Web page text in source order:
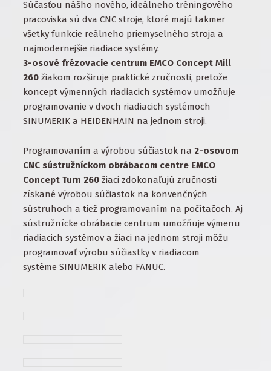
Súčasťou nášho nového, ideálneho tréningového
pracoviska sú dva CNC stroje, ktoré majú takmer
všetky funkcie reálneho priemyselného stroja a
najmodernejšie riadiace systémy.
3-osové frézovacie centrum EMCO Concept Mill
260 žiakom rozširuje praktické zručnosti, pretože
koncept výmenných riadiacich systémov umožňuje
programovanie v dvoch riadiacich systémoch
SINUMERIK a HEIDENHAIN na jednom stroji.
Programovaním a výrobou súčiastok na 2-osovom
CNC sústružníckom obrábacom centre EMCO
Concept Turn 260 žiaci zdokonaľujú zručnosti
získané výrobou súčiastok na konvenčných
sústruhoch a tiež programovaním na počítačoch. Aj
sústružnícke obrábacie centrum umožňuje výmenu
riadiacich systémov a žiaci na jednom stroji môžu
programovať výrobu súčiastky v riadiacom
systéme SINUMERIK alebo FANUC.